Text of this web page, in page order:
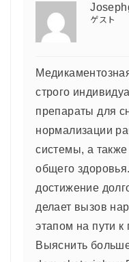
ゲスト
строго
препараты для
нормализации
системы, а
общего
достижение
делает вызов
этапом на пути
Выяснить